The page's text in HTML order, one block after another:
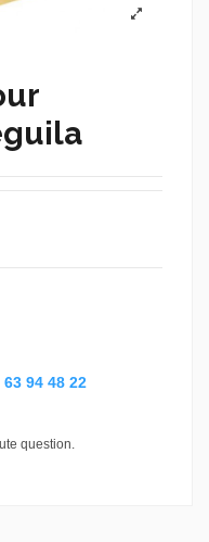
63 94 48 22
question.